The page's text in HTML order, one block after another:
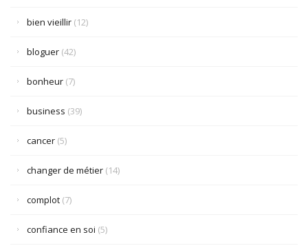
bien vieillir (12)
bloguer (42)
bonheur (7)
business (39)
cancer (5)
changer de métier (14)
complot (7)
confiance en soi (5)